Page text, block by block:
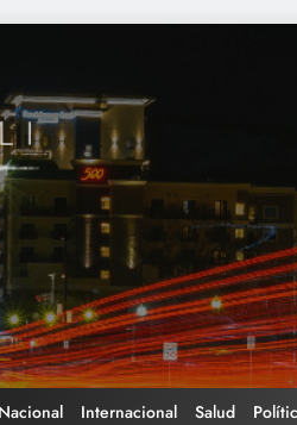
Nacional Internacional Salud